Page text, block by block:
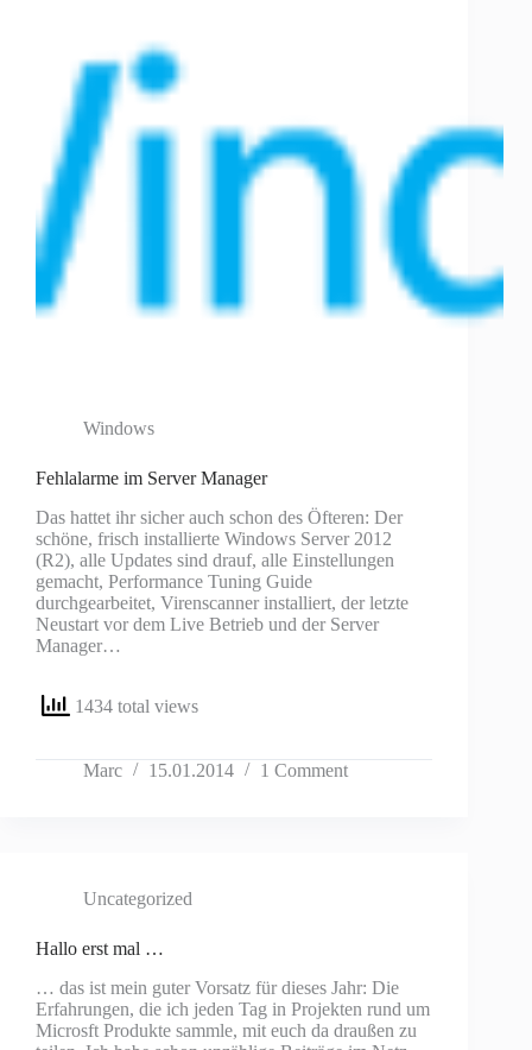
Windows
Fehlalarme im Server Manager
Das hattet ihr sicher auch schon des Öfteren: Der
schöne, frisch installierte Windows Server 2012
(R2), alle Updates sind drauf, alle Einstellungen
gemacht, Performance Tuning Guide
durchgearbeitet, Virenscanner installiert, der letzte
Neustart vor dem Live Betrieb und der Server
Manager…
1434 total views
Marc 15.01.2014 1 Comment
Uncategorized
Hallo erst mal …
… das ist mein guter Vorsatz für dieses Jahr: Die
Erfahrungen, die ich jeden Tag in Projekten rund um
Microsft Produkte sammle, mit euch da draußen zu